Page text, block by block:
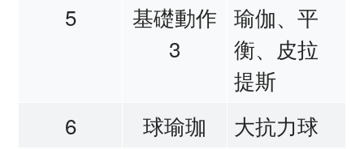
5
基礎動作
3
瑜伽、平
衡、皮拉
提斯
6
球瑜珈
大抗力球